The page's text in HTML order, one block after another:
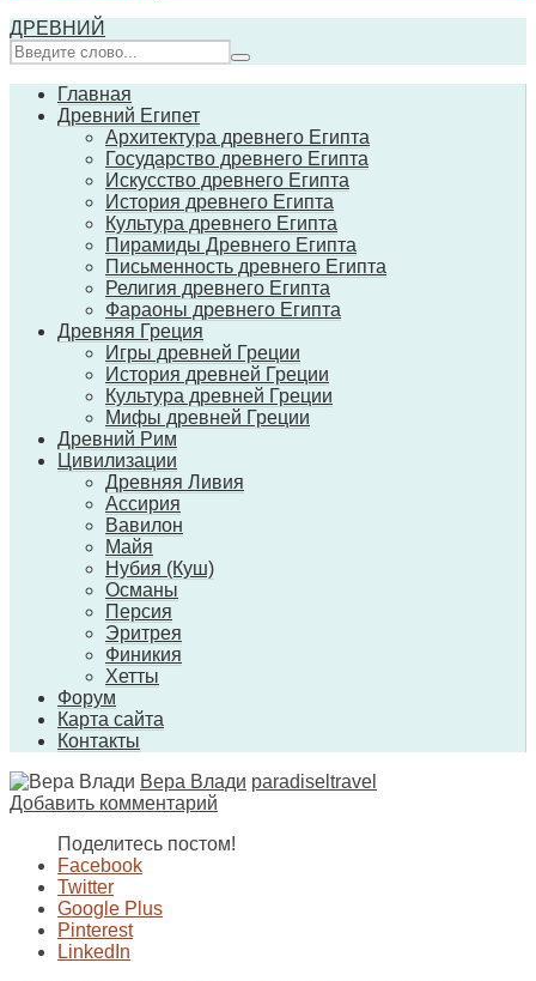
ДРЕВНИЙ
Главная
Древний Египет
Архитектура древнего Египта
Государство древнего Египта
Искусство древнего Египта
История древнего Египта
Культура древнего Египта
Пирамиды Древнего Египта
Письменность древнего Египта
Религия древнего Египта
Фараоны древнего Египта
Древняя Греция
Игры древней Греции
История древней Греции
Культура древней Греции
Мифы древней Греции
Древний Рим
Цивилизации
Древняя Ливия
Ассирия
Вавилон
Майя
Нубия (Куш)
Османы
Персия
Эритрея
Финикия
Хетты
Форум
Карта сайта
Контакты
Вера Влади paradiseltravel
Добавить комментарий
Поделитесь постом!
Facebook
Twitter
Google Plus
Pinterest
LinkedIn